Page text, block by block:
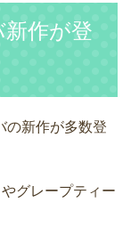
作が登
の新作が多数登
グレープティー